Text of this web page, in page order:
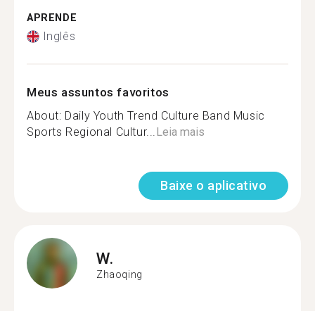
APRENDE
Inglês
Meus assuntos favoritos
About: Daily Youth Trend Culture Band Music
Sports Regional Cultur...Leia mais
Baixe o aplicativo
W.
Zhaoqing